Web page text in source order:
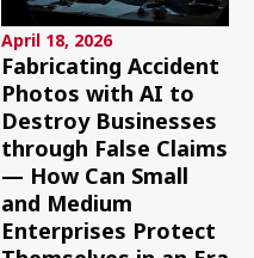
April 18, 2026
Fabricating Accident
Photos with AI to
Destroy Businesses
through False Claims
— How Can Small
and Medium
Enterprises Protect